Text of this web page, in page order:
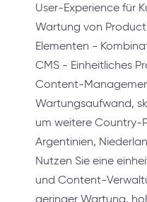
User-Experience für
Wartung von
Elementen -
CMS - Einheitliches
Content-
Wartungsaufwand,
um weitere Country-
Argentinien,
Nutzen Sie eine
und Content-
geringer Wartung,